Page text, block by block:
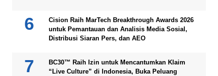
Cision Raih MarTech Breakthrough Awards 2026
untuk Pemantauan dan Analisis Media Sosial,
Distribusi Siaran Pers, dan AEO
BC30™ Raih Izin untuk Mencantumkan Klaim
“Live Culture” di Indonesia, Buka Peluang